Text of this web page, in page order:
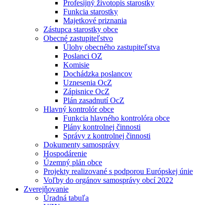
Profesijný životopis starostky
Funkcia starostky
Majetkové priznania
Zástupca starostky obce
Obecné zastupiteľstvo
Úlohy obecného zastupiteľstva
Poslanci OZ
Komisie
Dochádzka poslancov
Uznesenia OcZ
Zápisnice OcZ
Plán zasadnutí OcZ
Hlavný kontrolór obce
Funkcia hlavného kontrolóra obce
Plány kontrolnej činnosti
Správy z kontrolnej činnosti
Dokumenty samosprávy
Hospodárenie
Územný plán obce
Projekty realizované s podporou Európskej únie
Voľby do orgánov samosprávy obcí 2022
Zverejňovanie
Úradná tabuľa